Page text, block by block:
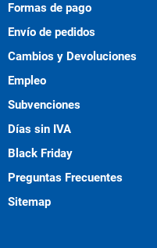
Formas de pago
Envío de pedidos
Cambios y Devoluciones
Empleo
Subvenciones
Días sin IVA
Black Friday
Preguntas Frecuentes
Sitemap